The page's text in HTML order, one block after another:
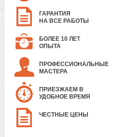
ГАРАНТИЯ
НА ВСЕ РАБОТЫ
БОЛЕЕ 10 ЛЕТ
ОПЫТА
ПРОФЕССИОНАЛЬНЫЕ
МАСТЕРА
ПРИЕЗЖАЕМ В
УДОБНОЕ ВРЕМЯ
ЧЕСТНЫЕ ЦЕНЫ